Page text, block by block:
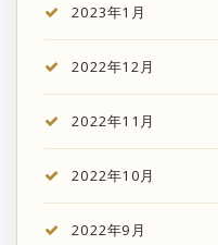
2023年1月
2022年12月
2022年11月
2022年10月
2022年9月